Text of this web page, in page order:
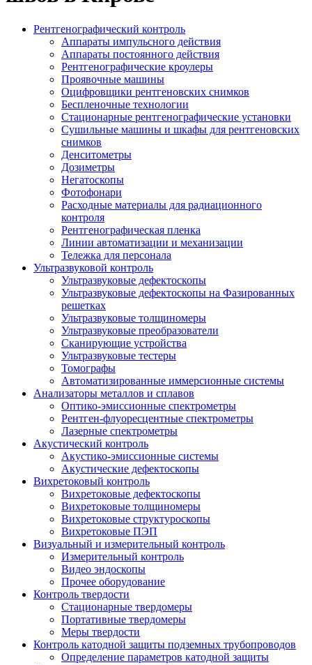
Рентгенографический контроль
Аппараты импульсного действия
Аппараты постоянного действия
Рентгенографические кроулеры
Проявочные машины
Оцифровщики рентгеновских снимков
Беспленочные технологии
Стационарные рентгенографические установки
Сушильные машины и шкафы для рентгеновских
снимков
Денситометры
Дозиметры
Негатоскопы
Фотофонари
Расходные материалы для радиационного
контроля
Рентгенографическая пленка
Линии автоматизации и механизации
Тележка для персонала
Ультразвуковой контроль
Ультразвуковые дефектоскопы
Ультразвуковые дефектоскопы на Фазированных
решетках
Ультразвуковые толщиномеры
Ультразвуковые преобразователи
Сканирующие устройства
Ультразвуковые тестеры
Томографы
Автоматизированные иммерсионные системы
Анализаторы металлов и сплавов
Оптико-эмиссионные спектрометры
Рентген-флуоресцентные спектрометры
Лазерные спектрометры
Акустический контроль
Акустико-эмиссионные системы
Акустические дефектоскопы
Вихретоковый контроль
Вихретоковые дефектоскопы
Вихретоковые толщиномеры
Вихретоковые структуроскопы
Вихретоковые ПЭП
Визуальный и измерительный контроль
Измерительный контроль
Видео эндоскопы
Прочее оборудование
Контроль твердости
Стационарные твердомеры
Портативные твердомеры
Меры твердости
Контроль катодной защиты подземных трубопроводов
Определение параметров катодной защиты